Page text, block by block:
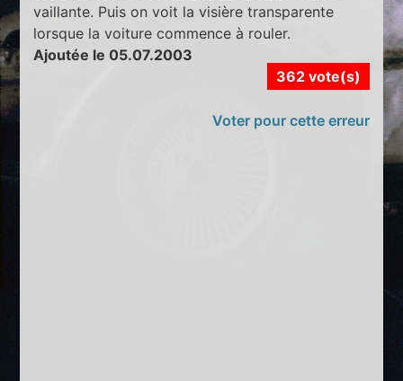
vaillante. Puis on voit la visière transparente
lorsque la voiture commence à rouler.
Ajoutée le 05.07.2003
362 vote(s)
Voter pour cette erreur